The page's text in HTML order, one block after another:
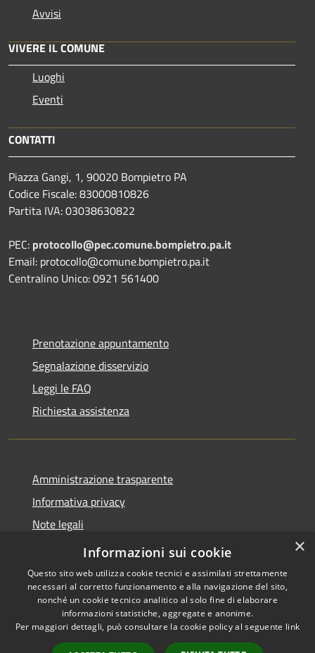
Avvisi
VIVERE IL COMUNE
Luoghi
Eventi
CONTATTI
Piazza Gangi, 1, 90020 Bompietro PA
Codice Fiscale: 83000810826
Partita IVA: 03038630822
PEC: protocollo@pec.comune.bompietro.pa.it
Email: protocollo@comune.bompietro.pa.it
Centralino Unico: 0921 561400
Prenotazione appuntamento
Segnalazione disservizio
Leggi le FAQ
Richiesta assistenza
Amministrazione trasparente
Informativa privacy
Note legali
Dichiarazione di accessibilità
Accessibilità
Copyright © 2026 • Comune di
Bompietro • Powered by
×
Informazioni sui cookie
Questo sito web utilizza cookie tecnici e assimilati strettamente
necessari al corretto funzionamento e alla navigazione del sito,
nonché un cookie tecnico analitico al solo fine di elaborare
informazioni statistiche, aggregate e anonime.
Per maggiori dettagli, può consultare la cookie policy al seguente link